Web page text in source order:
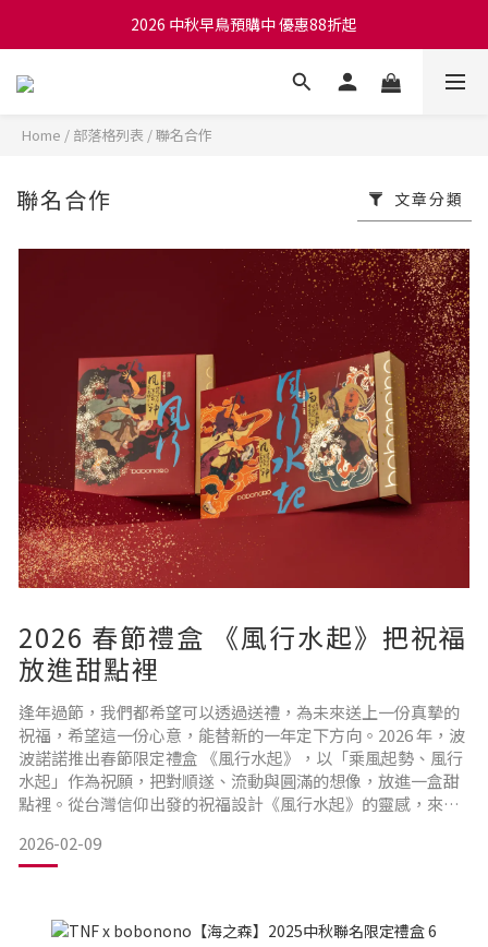
2026 中秋早鳥預購中 優惠88折起
Home / 部落格列表 /聯名合作
聯名合作 文章分類
2026 春節禮盒 《風行水起》把祝福
放進甜點裡
逢年過節，我們都希望可以透過送禮，為未來送上一份真摯的
祝福，希望這一份心意，能替新的一年定下方向。2026 年，波
波諾諾推出春節限定禮盒 《風行水起》，以「乘風起勢、風行
水起」作為祝願，把對順遂、流動與圓滿的想像，放進一盒甜
點裡。從台灣信仰出發的祝福設計《風行水起》的靈感，來自
機；水，象徵滋養與延續。波波諾諾以手繪方式重新詮釋風神
與雨神，讓神話不再遙遠，而是化為年節裡最溫柔的祝賀：願
2026-02-09